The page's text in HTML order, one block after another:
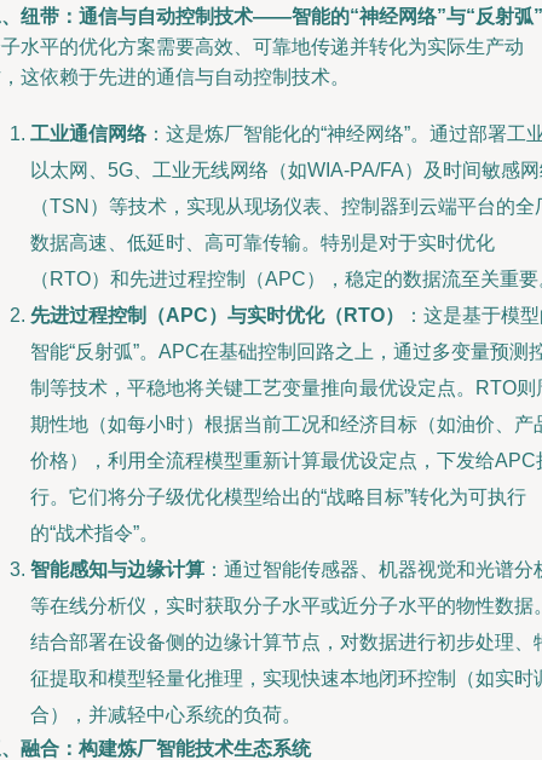
纽带：通信与自动控制技术——智能的“神经网络”与“反射弧”
水平的优化方案需要高效、可靠地传递并转化为实际生产动
这依赖于先进的通信与自动控制技术。
工业通信网络：这是炼厂智能化的“神经网络”。通过部署工
以太网、5G、工业无线网络（如WIA-PA/FA）及时间敏感
（TSN）等技术，实现从现场仪表、控制器到云端平台的全
数据高速、低延时、高可靠传输。特别是对于实时优化
（RTO）和先进过程控制（APC），稳定的数据流至关重
先进过程控制（APC）与实时优化（RTO）
：这是基于模
智能“反射弧”。APC在基础控制回路之上，通过多变量预测
制等技术，平稳地将关键工艺变量推向最优设定点。RTO则
期性地（如每小时）根据当前工况和经济目标（如油价、产
价格），利用全流程模型重新计算最优设定点，下发给APC
行。它们将分子级优化模型给出的“战略目标”转化为可执行
的“战术指令”。
智能感知与边缘计算 ：通过智能传感器、机器视觉和光谱分
等在线分析仪，实时获取分子水平或近分子水平的物性数据
结合部署在设备侧的边缘计算节点，对数据进行初步处理、
征提取和模型轻量化推理，实现快速本地闭环控制（如实时
合），并减轻中心系统的负荷。
融合：构建炼厂智能技术生态系统